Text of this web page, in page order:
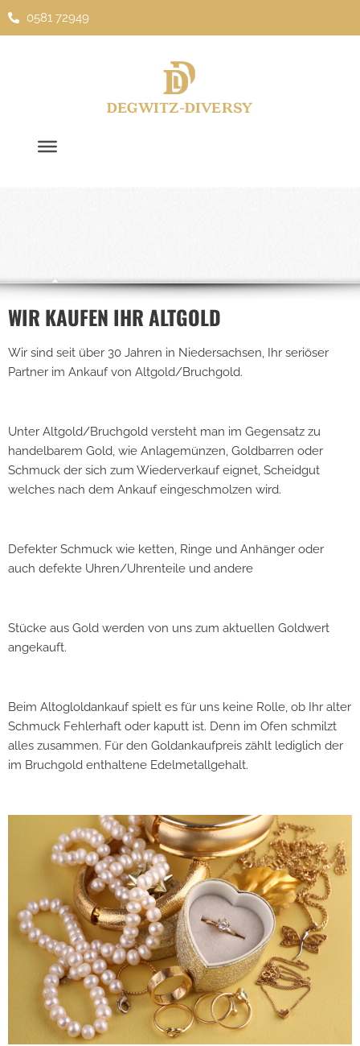
0581 72949
WIR KAUFEN IHR ALTGOLD
Wir sind seit über 30 Jahren in Niedersachsen, Ihr seriöser
Partner im Ankauf von Altgold/Bruchgold.
Unter Altgold/Bruchgold versteht man im Gegensatz zu
handelbarem Gold, wie Anlagemünzen, Goldbarren oder
Schmuck der sich zum Wiederverkauf eignet, Scheidgut
welches nach dem Ankauf eingeschmolzen wird.
Defekter Schmuck wie ketten, Ringe und Anhänger oder
auch defekte Uhren/Uhrenteile und andere
Stücke aus Gold werden von uns zum aktuellen Goldwert
angekauft.
Beim Altogloldankauf spielt es für uns keine Rolle, ob Ihr alter
Schmuck Fehlerhaft oder kaputt ist. Denn im Ofen schmilzt
alles zusammen. Für den Goldankaufpreis zählt lediglich der
im Bruchgold enthaltene Edelmetallgehalt.